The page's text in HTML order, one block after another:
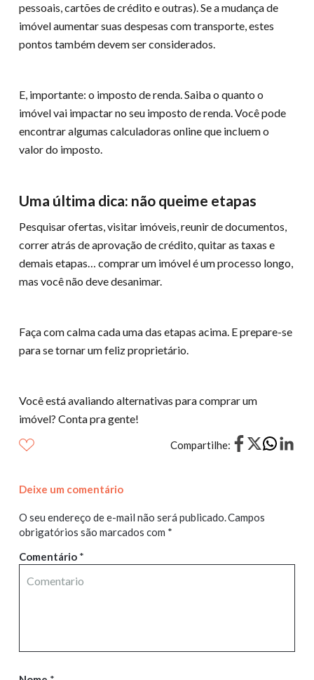
pessoais, cartões de crédito e outras). Se a mudança de
imóvel aumentar suas despesas com transporte, estes
pontos também devem ser considerados.
E, importante: o imposto de renda. Saiba o quanto o
imóvel vai impactar no seu imposto de renda. Você pode
encontrar algumas calculadoras online que incluem o
valor do imposto.
Uma última dica: não queime etapas
Pesquisar ofertas, visitar imóveis, reunir de documentos,
correr atrás de aprovação de crédito, quitar as taxas e
demais etapas… comprar um imóvel é um processo longo,
mas você não deve desanimar.
Faça com calma cada uma das etapas acima. E prepare-se
para se tornar um feliz proprietário.
Você está avaliando alternativas para comprar um
imóvel? Conta pra gente!
Compartilhe:
Deixe um comentário
O seu endereço de e-mail não será publicado.Campos
obrigatórios são marcados com *
Comentário *